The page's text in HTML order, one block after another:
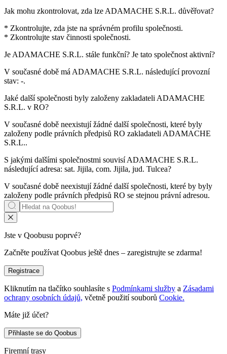
Jak mohu zkontrolovat, zda lze ADAMACHE S.R.L. důvěřovat?
* Zkontrolujte, zda jste na správném profilu společnosti.
* Zkontrolujte stav činnosti společnosti.
Je ADAMACHE S.R.L. stále funkční? Je tato společnost aktivní?
V současné době má ADAMACHE S.R.L. následující provozní
stav: -.
Jaké další společnosti byly založeny zakladateli ADAMACHE
S.R.L. v RO?
V současné době neexistují žádné další společnosti, které byly
založeny podle právních předpisů RO zakladateli ADAMACHE
S.R.L..
S jakými dalšími společnostmi souvisíADAMACHE S.R.L.
následující adresa: sat. Jijila, com. Jijila, jud. Tulcea?
V současné době neexistují žádné další společnosti, které by byly
založeny podle právních předpisů RO se stejnou právní adresou.
Jste v Qoobusu poprvé?
Začněte používat Qoobus ještě dnes – zaregistrujte se zdarma!
Registrace
Kliknutím na tlačítko souhlasíte s Podmínkami služby a Zásadami
ochrany osobních údajů, včetně použití souborů Cookie.
Máte již účet?
Přihlaste se do Qoobus
Firemní trasy